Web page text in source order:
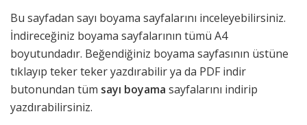
Bu sayfadan sayı boyama sayfalarını inceleyebilirsiniz.
İndireceğiniz boyama sayfalarının tümü A4
boyutundadır. Beğendiğiniz boyama sayfasının üstüne
tıklayıp teker teker yazdırabilir ya da PDF indir
butonundan tüm sayı boyama sayfalarını indirip
yazdırabilirsiniz.